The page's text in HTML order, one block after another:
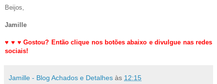
Beijos,
Jamille
♥ ♥ ♥Gostou? Então clique nos botões abaixo e divulgue nas redes
sociais!
Jamille - Blog Achados e Detalhes às 12:15